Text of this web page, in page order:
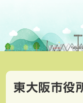
東大阪市役